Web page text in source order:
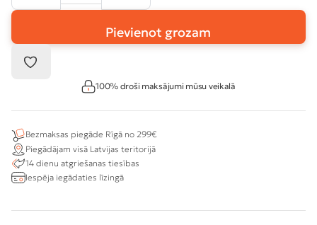
Pievienot grozam
100% droši maksājumi mūsu veikalā
Bezmaksas piegāde Rīgā no 299€
Piegādājam visā Latvijas teritorijā
14 dienu atgriešanas tiesības
Iespēja iegādaties līzingā